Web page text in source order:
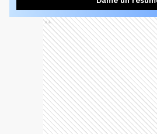
Se destacó la participación
siguen sumando medallas al
ciudad. En tercer lugar
cinturón azul, Master 3, peso